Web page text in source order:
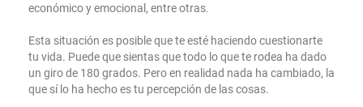
económico y emocional, entre otras.
Esta situación es posible que te esté haciendo cuestionarte
tu vida. Puede que sientas que todo lo que te rodea ha dado
un giro de 180 grados. Pero en realidad nada ha cambiado, la
que sí lo ha hecho es tu percepción de las cosas.